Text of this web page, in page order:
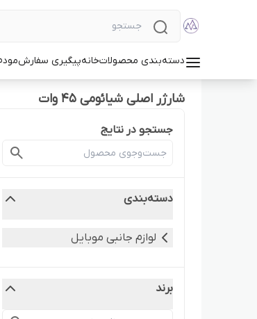
دسته‌بندی محصولاتخانهپیگیری سفارش
شارژر اصلی شیائومی ۴۵ وات
جستجو در نتایج
دسته‌بندی
لوازم جانبی موبایل
برند